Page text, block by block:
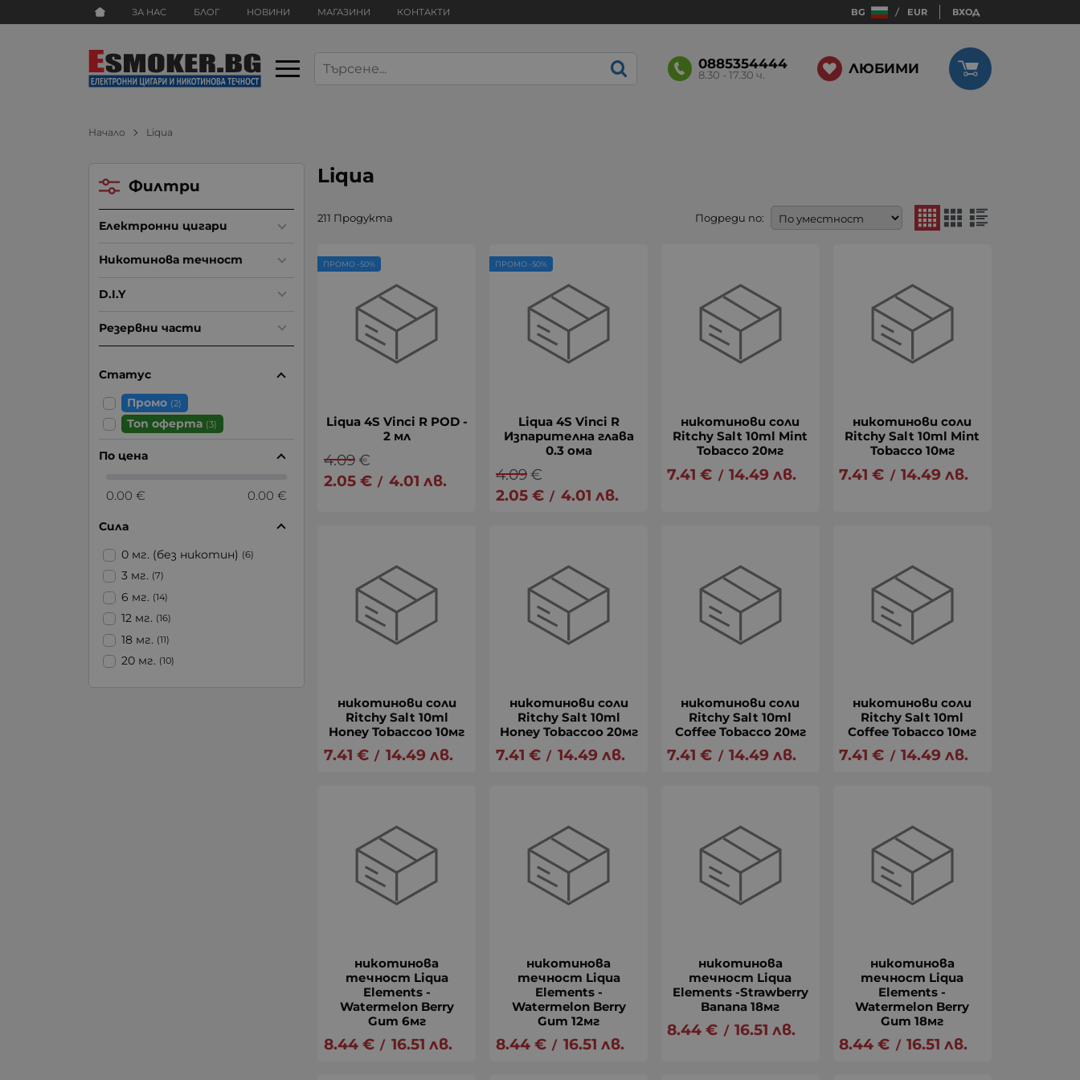
ЗА НАС БЛОГ НОВИНИ МАГАЗИНИ КОНТАКТИ BG EUR ВХОД
0885354444
8.30 - 17.30 ч. ЛЮБИМИ
Начало Liqua
Liqua
211 Продукта Подреди по:
Liqua 4S Vinci R POD -
2 мл
4.09€
2.05 € / 4.01 лв.
ПРОМО -50%
Liqua 4S Vinci R
Изпарителна глава
0.3 ома
4.09€
2.05 € / 4.01 лв.
ПРОМО -50%
никотинови соли
Ritchy Salt 10ml Mint
Tobacco 20мг
7.41 € / 14.49 лв.
никотинови соли
Ritchy Salt 10ml Mint
Tobacco 10мг
7.41 € / 14.49 лв.
никотинови соли
Ritchy Salt 10ml
Honey Tobaccoo 10мг
7.41 € / 14.49 лв.
никотинови соли
Ritchy Salt 10ml
Honey Tobaccoo 20мг
7.41 € / 14.49 лв.
никотинови соли
Ritchy Salt 10ml
Coffee Tobacco 20мг
7.41 € / 14.49 лв.
никотинови соли
Ritchy Salt 10ml
Coffee Tobacco 10мг
7.41 € / 14.49 лв.
никотинова
течност Liqua
Elements -
Watermelon Berry
Gum 6мг
8.44 € / 16.51 лв.
никотинова
течност Liqua
Elements -
Watermelon Berry
Gum 12мг
8.44 € / 16.51 лв.
никотинова
течност Liqua
Elements -Strawberry
Banana 18мг
8.44 € / 16.51 лв.
никотинова
течност Liqua
Elements -
Watermelon Berry
Gum 18мг
8.44 € / 16.51 лв.
Филтри
Електронни цигари
Никотинова течност
D.I.Y
Резервни части
Статус
Промо (2)
Топ оферта (3)
По цена
0.00 € 0.00 €
Сила
0 мг. (без никотин) (6)
3 мг. (7)
6 мг. (14)
12 мг. (16)
18 мг. (11)
20 мг. (10)